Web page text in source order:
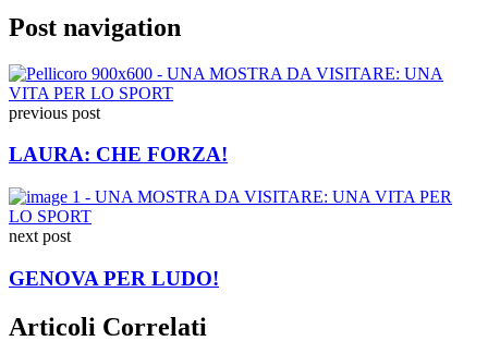
Post navigation
previous post
LAURA: CHE FORZA!
next post
GENOVA PER LUDO!
Articoli Correlati